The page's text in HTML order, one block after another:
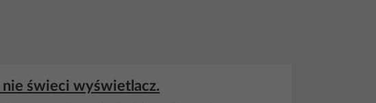
nie świeci wyświetlacz.